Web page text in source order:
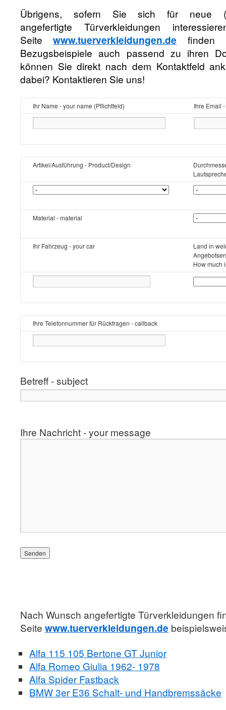
Übrigens, sofern Sie sich für neue
angefertigte Türverkleidungen
Seitewww.tuerverkleidungen.de finden
Bezugsbeispiele auch passend zu ihren
können Sie direkt nach dem Kontaktfeld
dabei? Kontaktieren Sie uns!
Ihr Name - your name (Pflichtfeld) Ihre Email
Artikel/Ausführung - Product/Design
Material - material
Ihr Fahrzeug - your car
Land in
How much
Ihre Telefonnummer für Rückfragen - callback
Betreff - subject
Ihre Nachricht - your message
Nach Wunsch angefertigte Türverkleidungen
Seite www.tuerverkleidungen.de
Alfa 115 105 Bertone GT Junior
Alfa Romeo Giulia 1962- 1978
Alfa Spider Fastback
BMW 3er E36 Schalt- und Handbremssäcke